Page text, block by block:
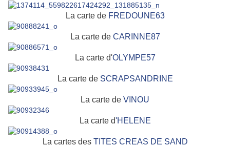
La carte deFREDOUNE63
La carte deCARINNE87
La carte d'OLYMPE57
La carte de SCRAPSANDRINE
La carte de VINOU
La carte d'HELENE
La cartes desTITES CREAS DE SAND